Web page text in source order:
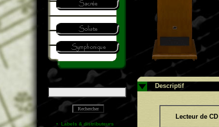
• Labels & distributeurs
Descriptif
Lecteur de CD